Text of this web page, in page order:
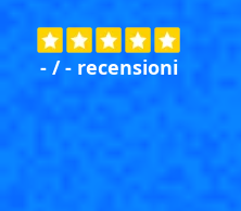
- /- recensioni